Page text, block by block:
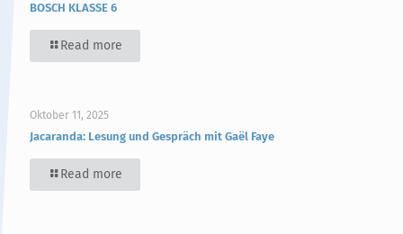
BOSCH KLASSE 6
Read more
Oktober 11, 2025
Jacaranda: Lesung und Gespräch mit Gaël Faye
Read more